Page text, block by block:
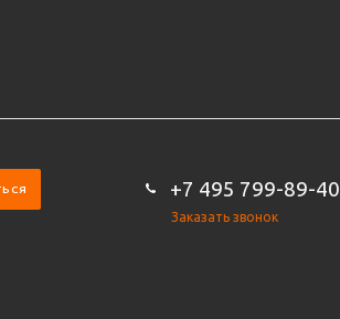
+7 495 799-89-40
Заказать звонок